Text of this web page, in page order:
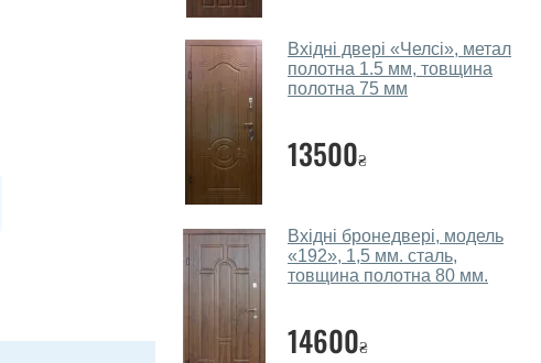
Вхідні двері «Челсі», метал
полотна 1.5 мм, товщина
полотна 75 мм
13500₴
Вхідні бронедвері, модель
«192», 1,5 мм. сталь,
товщина полотна 80 мм.
14600₴